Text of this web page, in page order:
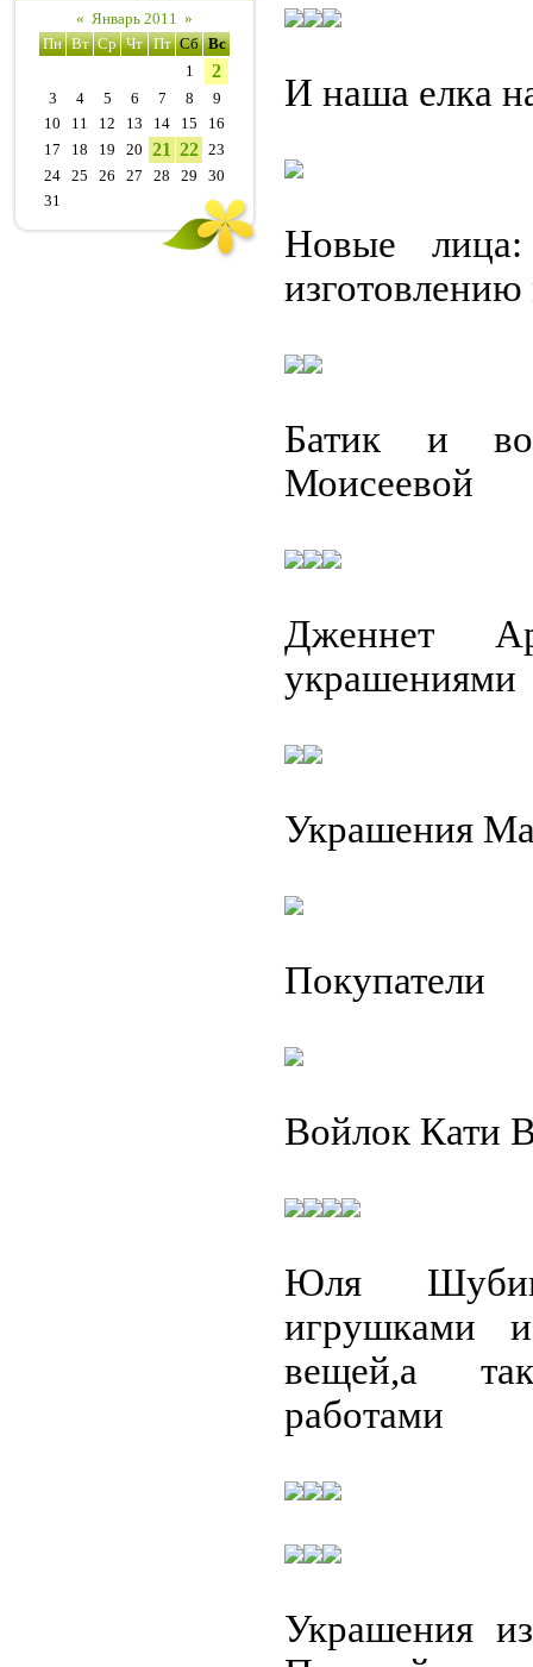
« Январь 2011 »
Пн Вт Ср Чт Пт Сб Вс
1
2
3 4 5 6 7 8
9
10
11 12 13 14 15
16
17
18 19 20 21 22 23
24 25 26 27 28 29
30
31
И наша елка
Новые
изготовлению
Батик и
Моисеевой
Дженнет
украшениями
Украшения
Покупатели
Войлок Кати
Юля
игрушками
вещей,а
работами
Украшения